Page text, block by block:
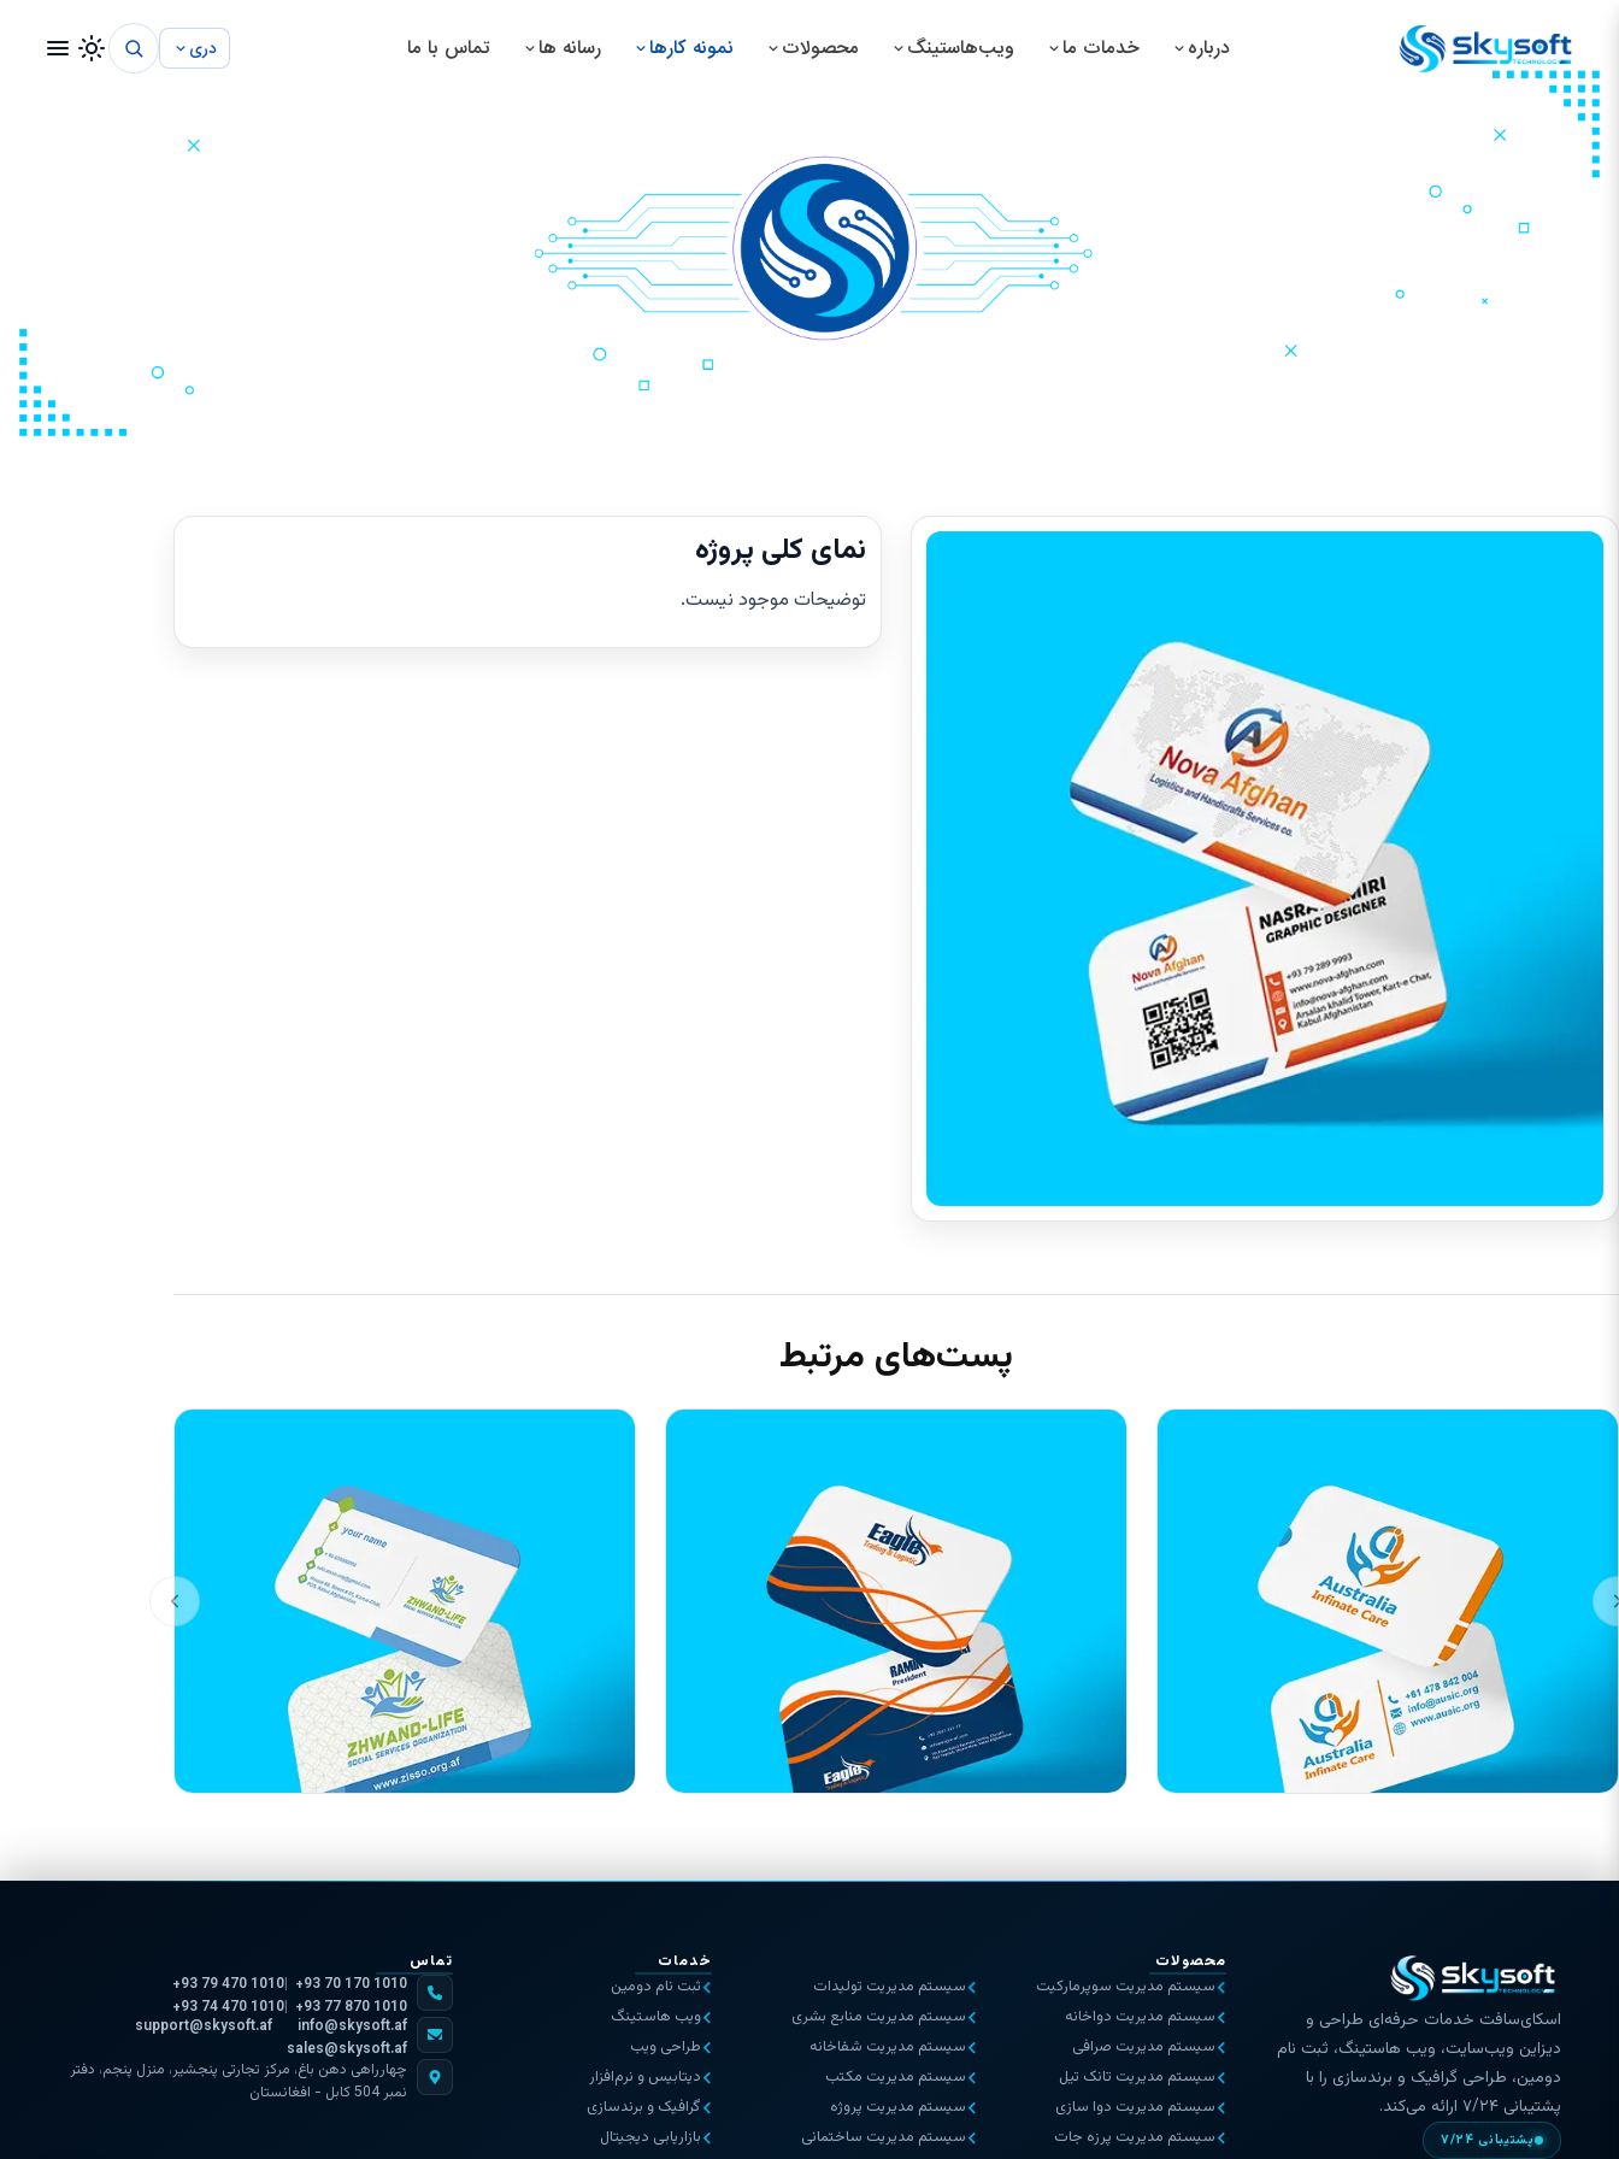
درباره خدمات ما ویب‌هاستینگ محصولات
سیستم مدیریت صرافی
سیستم مدیریت تانک تیل
سیستم مدیریت پرزه جات
سیستم مدیریت تولیدات
سیستم مدیریت منابع بشری
نمونه کارها رسانه ها تماس با ما دری
نمای کلی پروژه
توضیحات موجود نیست.
پست‌های مرتبط
اسکای‌سافت خدمات حرفه‌ای طراحی و
دیزاین ویب‌سایت، ویب هاستینگ، ثبت نام
دومین، طراحی گرافیک و برندسازی را با
پشتیبانی ۷/۲۴ ارائه می‌کند.
پشتیبانی ۷/۲۴
محصولات
سیستم مدیریت سوپرمارکیت
سیستم مدیریت دواخانه
سیستم مدیریت صرافی
سیستم مدیریت تانک تیل
سیستم مدیریت دوا سازی
سیستم مدیریت پرزه جات
سیستم مدیریت تولیدات
سیستم مدیریت منابع بشری
سیستم مدیریت شفاخانه
سیستم مدیریت مکتب
سیستم مدیریت پروژه
سیستم مدیریت ساختمانی
خدمات
ثبت نام دومین
ویب هاستینگ
طراحی ویب
دیتابیس و نرم‌افزار
گرافیک و برندسازی
بازاریابی دیجیتال
تماس
+93 70 170 1010
+93 79 470 1010
+93 77 870 1010
+93 74 470 1010
info@skysoft.af
support@skysoft.af
sales@skysoft.af
چهارراهی دهن باغ، مرکز تجارتی پنجشیر، منزل پنجم، دفتر
نمبر 504 کابل - افغانستان